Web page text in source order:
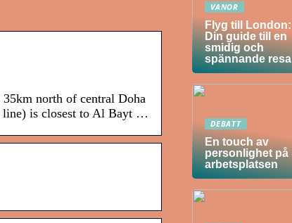
north of central Doha
line) is closest to Al Bayt …
VANOR
Flyg till London:
Din guide till en
smidig och
spännande resa
DEBATT
En touch av
personlighet på
arbetsplatsen